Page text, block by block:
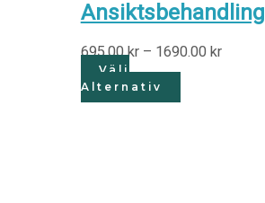
Ansiktsbehandling
695.00kr – 1690.00 kr
Välj
Alternativ